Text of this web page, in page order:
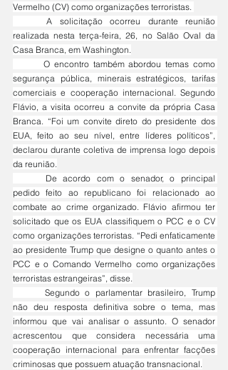
Vermelho (CV) como organizações terroristas.
	A solicitação ocorreu durante reunião
realizada nesta terça-feira, 26, no Salão Oval da
Casa Branca, em Washington.
segurança pública, minerais estratégicos, tarifas
comerciais e cooperação internacional. Segundo
Flávio, a visita ocorreu a convite da própria Casa
Branca. “Foi um convite direto do presidente dos
EUA, feito ao seu nível, entre líderes políticos”,
declarou durante coletiva de imprensa logo depois
da reunião.
pedido feito ao republicano foi relacionado ao
combate ao crime organizado. Flávio afirmou ter
solicitado que os EUA classifiquem o PCC e o CV
como organizações terroristas. “Pedi enfaticamente
ao presidente Trump que designe o quanto antes o
PCC e o Comando Vermelho como organizações
terroristas estrangeiras”, disse.
não deu resposta definitiva sobre o tema, mas
informou que vai analisar o assunto. O senador
acrescentou que considera necessária uma
cooperação internacional para enfrentar facções
criminosas que possuem atuação transnacional.